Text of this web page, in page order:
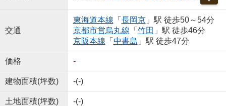
交通
東海道本線 「 長岡京」駅 徒歩50～54分
京都市営烏丸線 「 竹田 」駅 徒歩46分
京阪本線 「 中書島 」駅 徒歩47分
価格 -
建物面積(坪数) -(-)
土地面積(坪数) -(-)